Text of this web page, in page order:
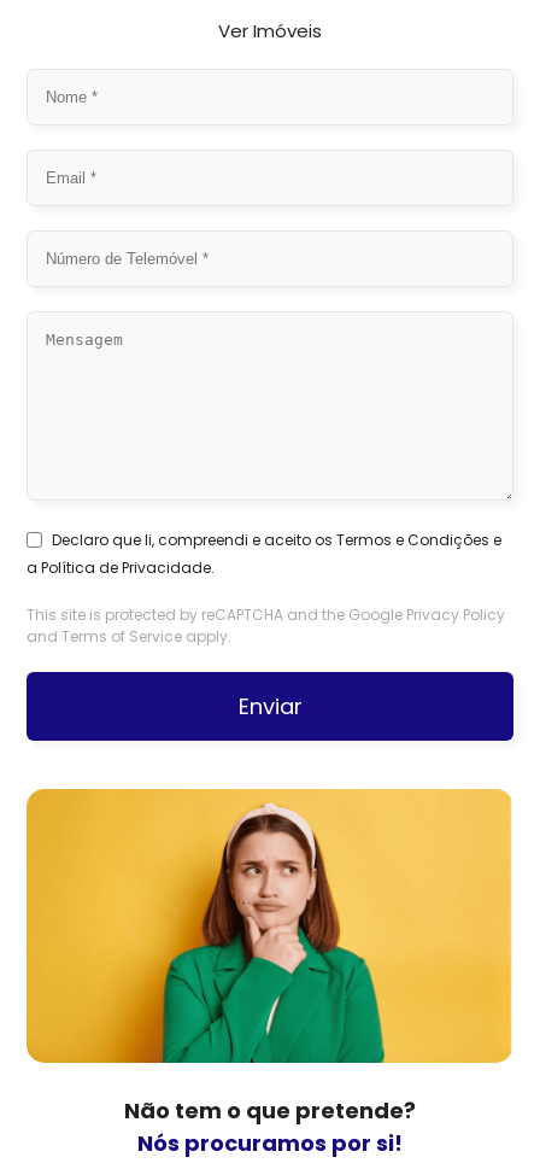
Ver Imóveis
Declaro que li, compreendi e aceito osTermos e Condições e
aPolítica de Privacidade.
This site is protected by reCAPTCHA and the Google Privacy Policy
andTerms of Service apply.
Enviar
Não tem o que pretende?
Nós procuramos por si!